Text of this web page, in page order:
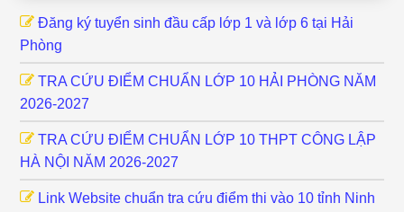
Đăng ký tuyển sinh đầu cấp lớp 1 và lớp 6 tại Hải
Phòng
TRA CỨU ĐIỂM CHUẨN LỚP 10 HẢI PHÒNG NĂM
2026-2027
TRA CỨU ĐIỂM CHUẨN LỚP 10 THPT CÔNG LẬP
HÀ NỘI NĂM 2026-2027
Link Website chuẩn tra cứu điểm thi vào 10 tỉnh Ninh